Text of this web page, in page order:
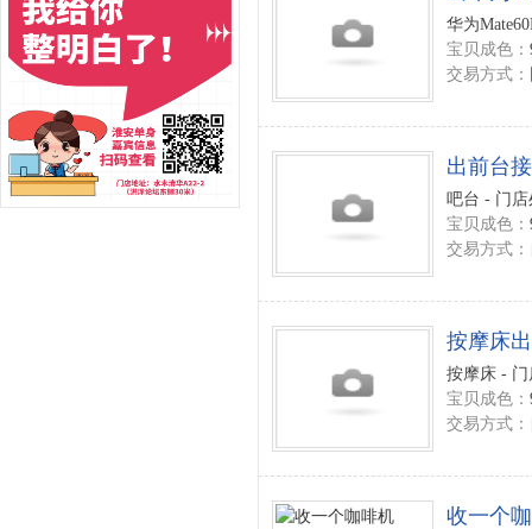
华为
宝贝成色：
交易方式：
出前台
吧台 - 门店
宝贝成色：
交易方式：
按摩床
按摩床 - 门
宝贝成色：
交易方式：
收一个